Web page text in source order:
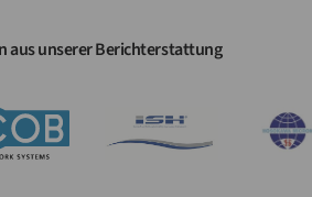
aus unserer Berichterstattung